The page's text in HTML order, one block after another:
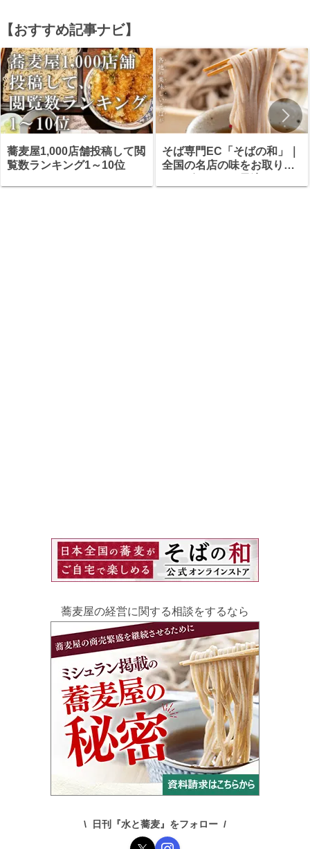
【おすすめ記事ナビ】
蕎麦屋1,000店舗投稿して閲
覧数ランキング1～10位
そば専門EC「そばの和」｜
全国の名店の味をお取り寄
蕎麦屋の経営に関する相談をするなら
日刊『水と蕎麦』をフォロー